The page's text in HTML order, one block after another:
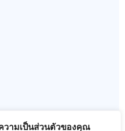
วามเป็นส่วนตัวของคุณ